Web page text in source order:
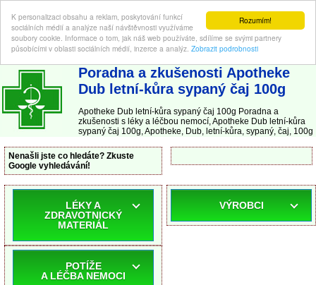
Rozumím!
K personalizaci obsahu a reklam, poskytování funkcí
sociálních médií a analýze naší návštěvnosti využíváme
soubory cookie. Informace o tom, jak náš web používáte, sdílíme se svými partnery
působícími v oblasti sociálních médií, inzerce a analýz. Zobrazit podrobnosti
ABC-LEKARNA.cz | Poradna a zkušenosti s léky a léčbou nemocí
Poradna a zkušenosti Apotheke
Dub letní-kůra sypaný čaj 100g
Apotheke Dub letní-kůra sypaný čaj 100g Poradna a
zkušenosti s léky a léčbou nemocí, Apotheke Dub letní-kůra
sypaný čaj 100g, Apotheke, Dub, letní-kůra, sypaný, čaj, 100g
Nenašli jste co hledáte? Zkuste
Google vyhledávání!
LÉKY A
ZDRAVOTNICKÝ
MATERIÁL
POTÍŽE
A LÉČBA NEMOCI
VÝROBCI